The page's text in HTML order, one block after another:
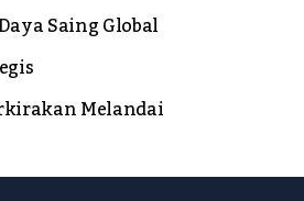
Saing Global
Melandai